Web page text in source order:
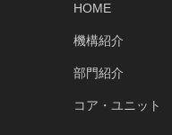
HOME
機構紹介
部門紹介
コア・ユニット